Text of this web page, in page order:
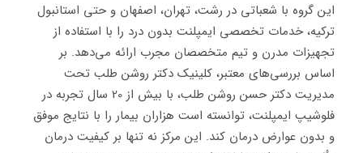
این گروه با شعباتی در رشت، تهران، اصفهان و حتی استانبول
ترکیه، خدمات تخصصی ایمپلنت بدون درد را با استفاده از
تجهیزات مدرن و تیم متخصصان مجرب ارائه می‌دهد. بر
اساس بررسی‌های معتبر، کلینیک دکتر روشن طلب تحت
مدیریت دکتر حسن روشن طلب، با بیش از 20 سال تجربه در
فلوشیپ ایمپلنت، توانسته است هزاران بیمار را با نتایج موفق
و بدون عوارض درمان کند. این مرکز نه تنها بر کیفیت درمان